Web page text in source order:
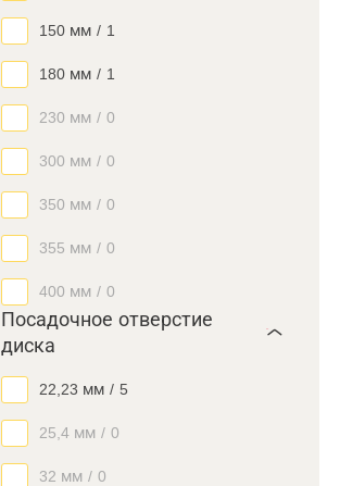
150 мм / 1
180 мм / 1
230 мм / 0
300 мм / 0
350 мм / 0
355 мм / 0
400 мм / 0
Посадочное отверстие
диска
22,23 мм / 5
25,4 мм / 0
32 мм / 0